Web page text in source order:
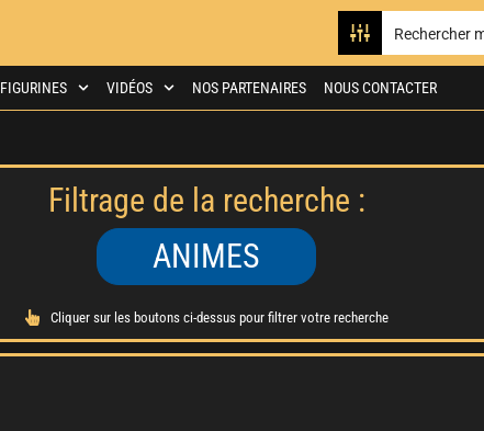
FIGURINES VIDÉOS NOS PARTENAIRES NOUS CONTACTER
Filtrage de la recherche :
ANIMES
Cliquer sur les boutons ci-dessus pour filtrer votre recherche